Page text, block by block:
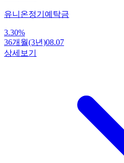
유니온정기예탁금
3.30%
36개월(3년)08.07
상세보기